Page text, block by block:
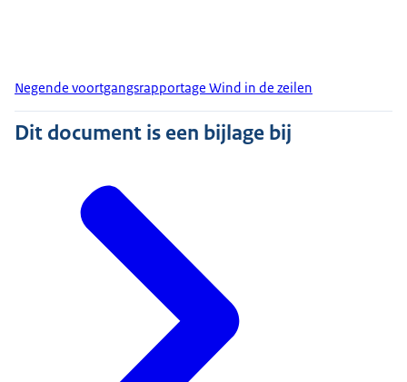
Negende voortgangsrapportage Wind in de zeilen
Dit document is een bijlage bij